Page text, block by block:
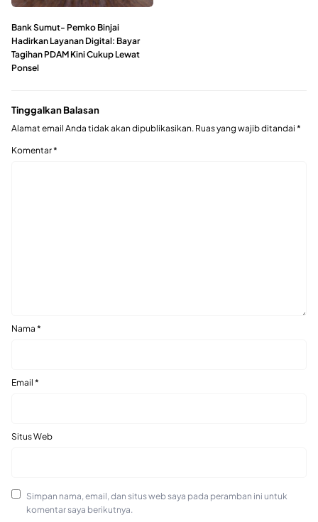
Bank Sumut- Pemko Binjai
Hadirkan Layanan Digital: Bayar
Tagihan PDAM Kini Cukup Lewat
Ponsel
Tinggalkan Balasan
Alamat email Anda tidak akan dipublikasikan. Ruas yang wajib ditandai *
Komentar*
Nama *
Email *
Situs Web
Simpan nama, email, dan situs web saya pada peramban ini untuk
komentar saya berikutnya.